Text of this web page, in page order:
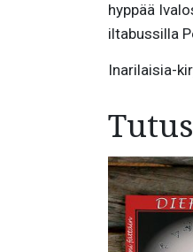
hyppää
iltabussilla
Inarilaisia-